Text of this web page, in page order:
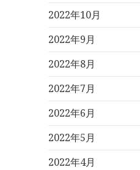
2022年10月
2022年9月
2022年8月
2022年7月
2022年6月
2022年5月
2022年4月